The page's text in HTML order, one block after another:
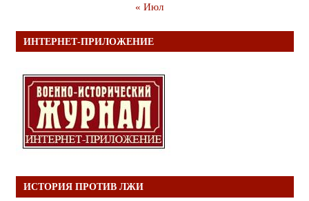
« Июл
ИНТЕРНЕТ-ПРИЛОЖЕНИЕ
ИСТОРИЯ ПРОТИВ ЛЖИ